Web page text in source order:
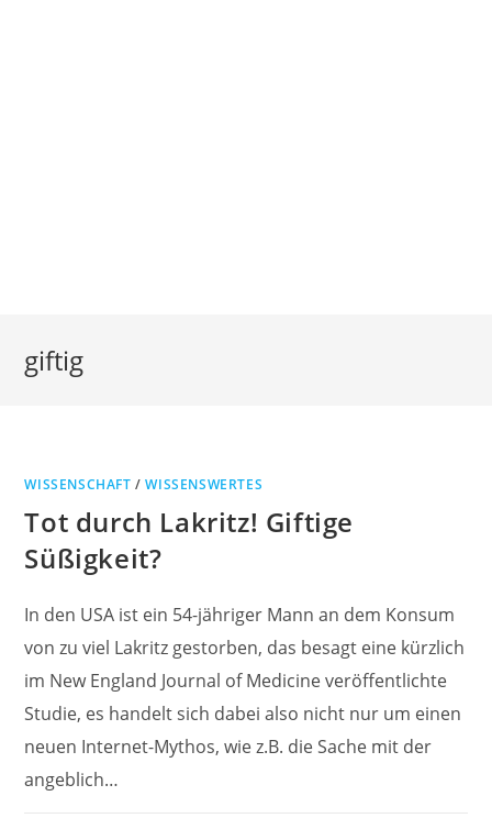
giftig
WISSENSCHAFT /WISSENSWERTES
Tot durch Lakritz! Giftige
Süßigkeit?
In den USA ist ein 54-jähriger Mann an dem Konsum
von zu viel Lakritz gestorben, das besagt eine kürzlich
im New England Journal of Medicine veröffentlichte
Studie, es handelt sich dabei also nicht nur um einen
neuen Internet-Mythos, wie z.B. die Sache mit der
angeblich…